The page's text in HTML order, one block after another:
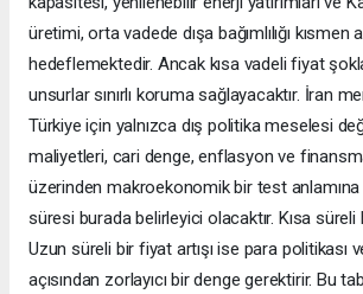
üretimi, orta vadede dışa bağımlılığı kısmen
hedeflemektedir. Ancak kısa vadeli fiyat
unsurlar sınırlı koruma sağlayacaktır. İran
Türkiye için yalnızca dış politika meselesi
maliyetleri, cari denge, enflasyon ve
üzerinden makroekonomik bir test anlamına
süresi burada belirleyici olacaktır. Kısa
Uzun süreli bir fiyat artışı ise para politikası
açısından zorlayıcı bir denge gerektirir. Bu